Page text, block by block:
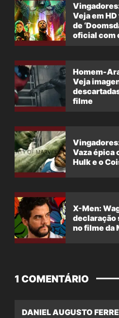
Veja em
de
oficial com
Homem-
Veja
filme
Vaza épica
Hulk e o
X-Men:
declaração
no filme da
1 COMENTÁRIO
DANIEL AUGUSTO